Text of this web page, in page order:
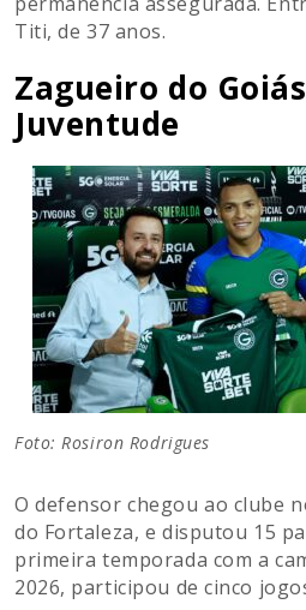
Titi, de 37 anos.
Zagueiro do
Juventude
Foto: Rosiron Rodrigues
O defensor chegou ao clube
do Fortaleza, e disputou 15
primeira temporada com a
2026, participou de cinco